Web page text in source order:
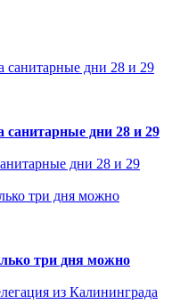
санитарные дни 28 и 29
дни 28 и 29
три дня можно